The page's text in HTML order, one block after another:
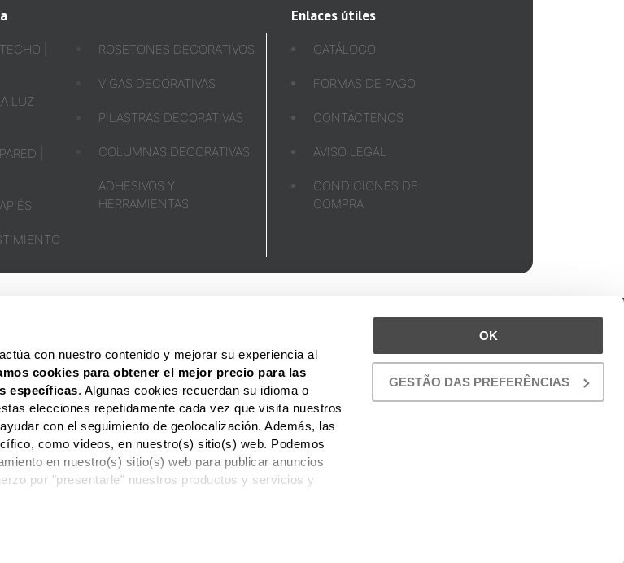
con nuestro contenido y mejorar su experiencia al
cookies para obtener el mejor precio para las
específicas. Algunas cookies recuerdan su idioma o
elecciones repetidamente cada vez que visita nuestros
con el seguimiento de geolocalización. Además, las
como videos, en nuestro(s) sitio(s) web. Podemos
en nuestro(s) sitio(s) web para publicar anuncios
por "presentarle" nuestros productos y servicios y
OK
GESTÃO DAS PREFERÊNCIAS
|
LUZ
|
ROSETONES DECORATIVOS
VIGAS DECORATIVAS
PILASTRAS DECORATIVAS
COLUMNAS DECORATIVAS
ADHESIVOS Y
HERRAMIENTAS
Enlaces útiles
CATÁLOGO
FORMAS DE PAGO
CONTÁCTENOS
AVISO LEGAL
CONDICIONES DE
COMPRA